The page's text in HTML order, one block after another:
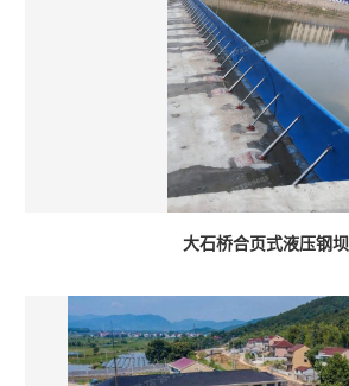
大石桥合页式液压钢坝